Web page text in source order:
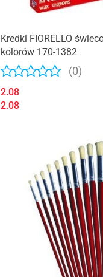
Kredki FIORELLO
kolorów 170-1382
(0)
2.08
2.08